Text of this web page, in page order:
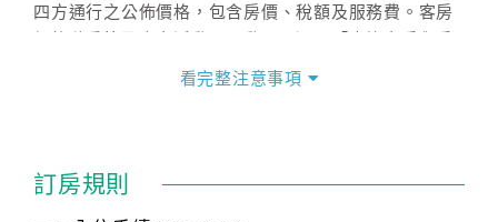
四方通行之公佈價格，包含房價、稅額及服務費。客房
價」之當日價格為標準。
話方式異動訂單。
看完整注意事項
訂房規則